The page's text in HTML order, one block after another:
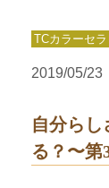
TCカラーセ
2019/05/23
自分らし
る？〜第